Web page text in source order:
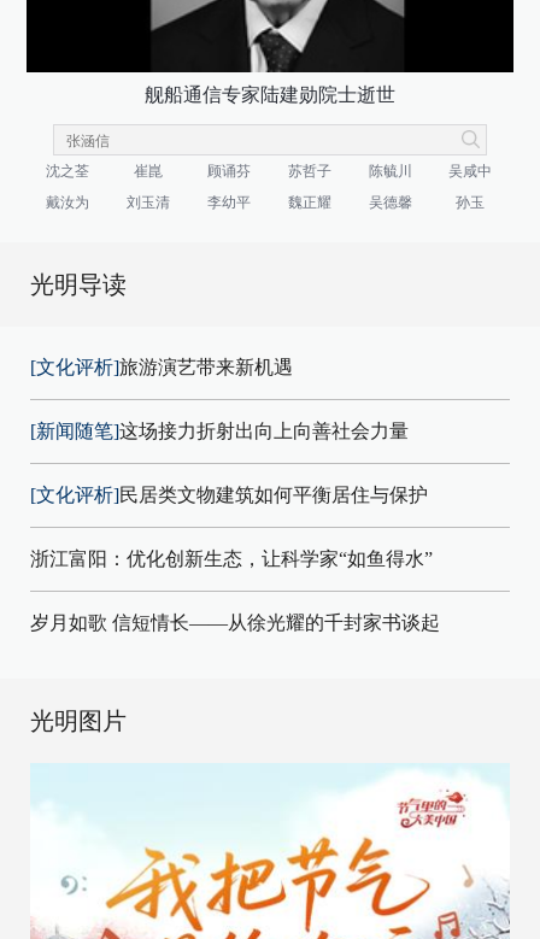
舰船通信专家陆建勋院士逝世
沈之荃 崔崑 顾诵芬 苏哲子 陈毓川
吴咸中
戴汝为
刘玉清 李幼平 魏正耀 吴德馨 孙玉
光明导读
[文化评析]旅游演艺带来新机遇
[新闻随笔]这场接力折射出向上向善社会力量
[文化评析]民居类文物建筑如何平衡居住与保护
浙江富阳：优化创新生态，让科学家“如鱼得水”
岁月如歌 信短情长——从徐光耀的千封家书谈起
光明图片